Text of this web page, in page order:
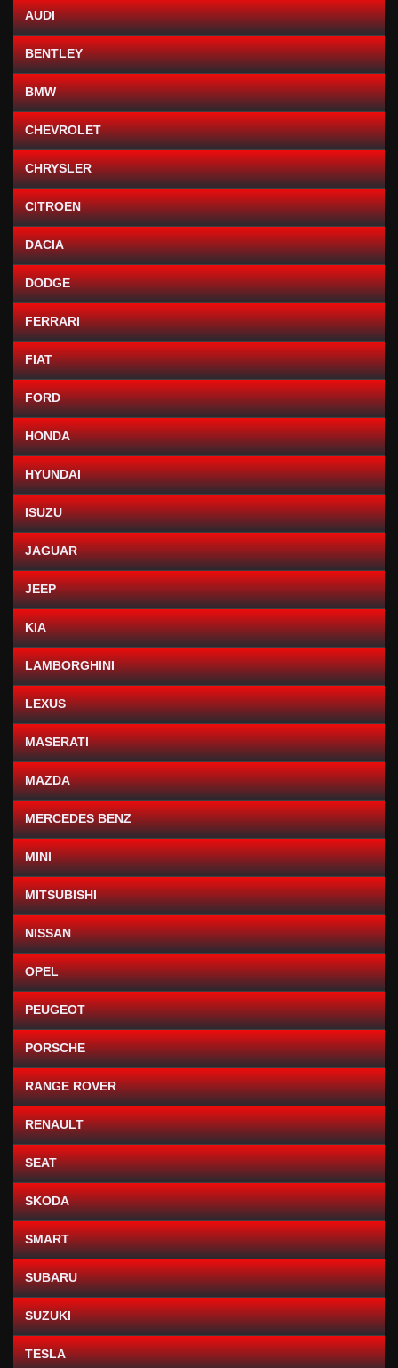
AUDI
BENTLEY
BMW
CHEVROLET
CHRYSLER
CITROEN
DACIA
DODGE
FERRARI
FIAT
FORD
HONDA
HYUNDAI
ISUZU
JAGUAR
JEEP
KIA
LAMBORGHINI
LEXUS
MASERATI
MAZDA
MERCEDES BENZ
MINI
MITSUBISHI
NISSAN
OPEL
PEUGEOT
PORSCHE
RANGE ROVER
RENAULT
SEAT
SKODA
SMART
SUBARU
SUZUKI
TESLA